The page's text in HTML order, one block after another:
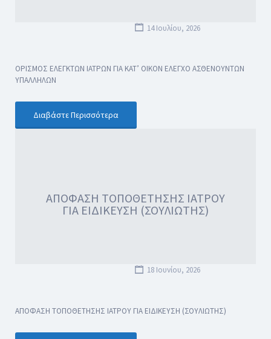
14 Ιουλίου, 2026
ΟΡΙΣΜΟΣ ΕΛΕΓΚΤΩΝ ΙΑΤΡΩΝ ΓΙΑ ΚΑΤ’ ΟΙΚΟΝ ΕΛΕΓΧΟ ΑΣΘΕΝΟΥΝΤΩΝ
ΥΠΑΛΛΗΛΩΝ
Διαβάστε Περισσότερα
ΑΠΟΦΑΣΗ ΤΟΠΟΘΕΤΗΣΗΣ ΙΑΤΡΟΥ
ΓΙΑ ΕΙΔΙΚΕΥΣΗ (ΣΟΥΛΙΩΤΗΣ)
18 Ιουνίου, 2026
ΑΠΟΦΑΣΗ ΤΟΠΟΘΕΤΗΣΗΣ ΙΑΤΡΟΥ ΓΙΑ ΕΙΔΙΚΕΥΣΗ (ΣΟΥΛΙΩΤΗΣ)